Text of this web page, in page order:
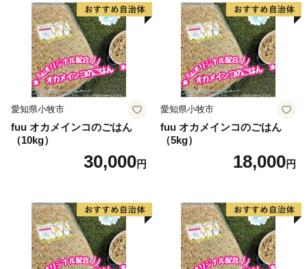
愛知県小牧市
fuu オカメインコのごはん
（10kg）
30,000円
愛知県小牧市
fuu オカメインコのごはん
（5kg）
18,000円